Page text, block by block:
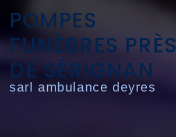
POMPES
FUNÈBRES PRÈS
DE SÉRIGNAN
sarl ambulance deyres